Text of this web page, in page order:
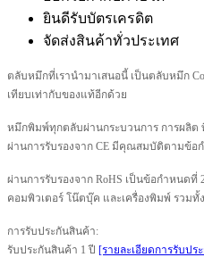
ยินดีรับบัตรเครดิต
จัดส่งสินค้าทั่วประเทศ
ตลับหมึกที่เรานำมาเสนอนี้ เป็นตลับหมึก
เทียบเท่ากับของแท้อีกด้วย
หมึกพิมพ์ทุกตลับผ่านกระบวนการ การผลิต
ผ่านการรับรองจาก CE มีคุณสมบัติตามข้อ
ผ่านการรับรองจาก RoHS เป็นข้อกำหนด
คอมพิวเตอร์ โน๊ตบุ๊ค และเครื่องพิมพ์ รวม
การรับประกันสินค้า:
รับประกันสินค้า 1 ปี [รายละเอียดการรับปร